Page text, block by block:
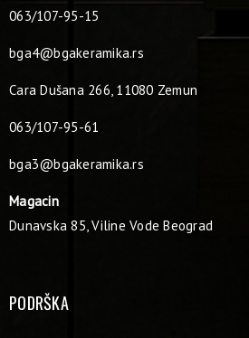
063/107-95-15
bga4@bgakeramika.rs
Cara Dušana 266, 11080 Zemun
063/107-95-61
bga3@bgakeramika.rs
Magacin
Dunavska 85, Viline Vode Beograd
PODRŠKA